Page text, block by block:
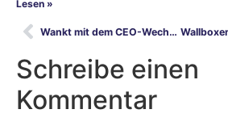
Lesen »
Wankt mit dem CEO-Wechsel auch Audis Formel 1 Engagement?
Schreibe einen
Kommentar